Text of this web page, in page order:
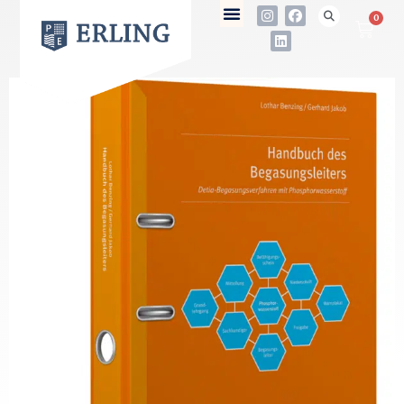
0
not found